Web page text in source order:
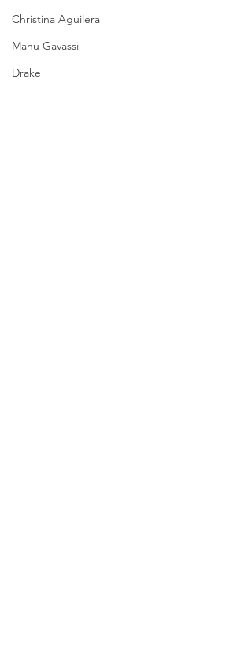
Christina Aguilera
Manu Gavassi
Drake